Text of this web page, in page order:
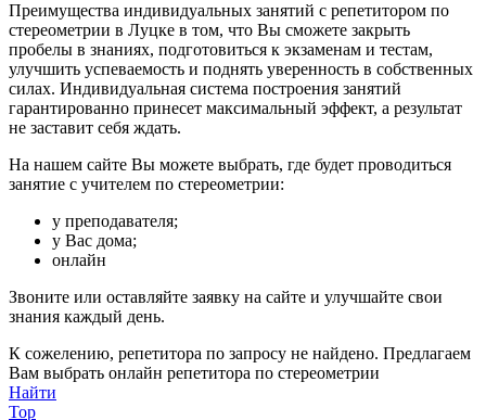
Преимущества индивидуальных занятий с репетитором по
стереометрии в Луцке в том, что Вы сможете закрыть
пробелы в знаниях, подготовиться к экзаменам и тестам,
улучшить успеваемость и поднять уверенность в собственных
силах. Индивидуальная система построения занятий
гарантированно принесет максимальный эффект, а результат
не заставит себя ждать.
На нашем сайте Вы можете выбрать, где будет проводиться
занятие с учителем по стереометрии:
у преподавателя;
у Вас дома;
онлайн
Звоните или оставляйте заявку на сайте и улучшайте свои
знания каждый день.
К сожелению, репетитора по запросу не найдено. Предлагаем
Вам выбрать онлайн репетитора по стереометрии
Найти
Top